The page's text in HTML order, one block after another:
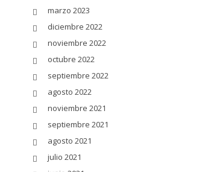
marzo 2023
diciembre 2022
noviembre 2022
octubre 2022
septiembre 2022
agosto 2022
noviembre 2021
septiembre 2021
agosto 2021
julio 2021